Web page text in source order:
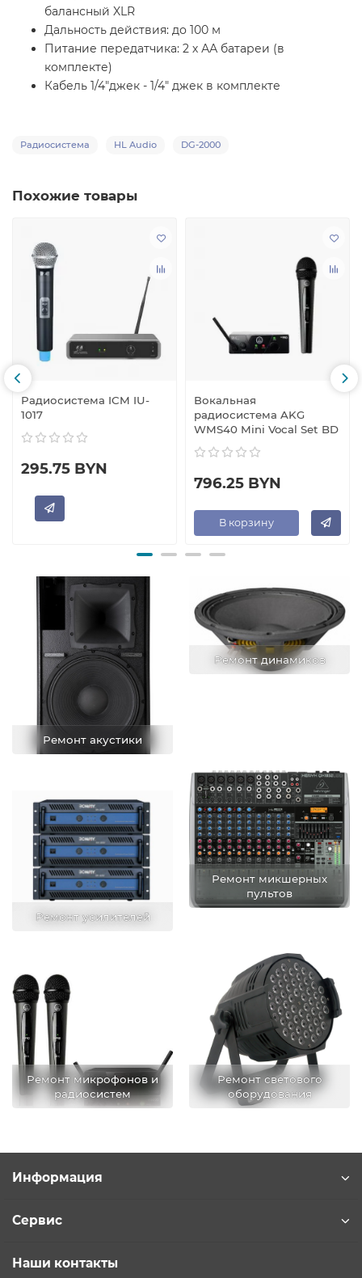
балансный XLR
Дальность действия: до 100 м
Питание передатчика: 2 х АА батареи (в
комплекте)
Кабель 1/4"джек - 1/4" джек в комплекте
Радиосистема HL Audio DG-2000
Похожие товары
Радиосистема ICM IU-
1017
295.75 BYN
Вокальная
радиосистема AKG
WMS40 Mini Vocal Set BD
796.25 BYN
В корзину
Ремонт акустики
Ремонт динамиков
Ремонт усилителей
Ремонт микшерных
пультов
Ремонт микрофонов и
радиосистем
Ремонт светового
оборудования
Информация
Сервис
Наши контакты